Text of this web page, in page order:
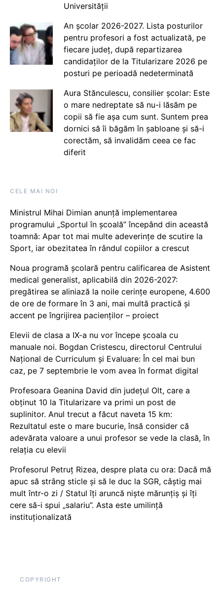
Universității
An școlar 2026-2027. Lista posturilor
pentru profesori a fost actualizată, pe
fiecare județ, după repartizarea
candidaților de la Titularizare 2026 pe
posturi pe perioadă nedeterminată
Aura Stănculescu, consilier școlar: Este
o mare nedreptate să nu-i lăsăm pe
copii să fie așa cum sunt. Suntem prea
dornici să îi băgăm în șabloane și să-i
corectăm, să invalidăm ceea ce fac
diferit
CELE MAI NOI
Ministrul Mihai Dimian anunță implementarea
programului „Sportul în școală” începând din această
toamnă: Apar tot mai multe adeverințe de scutire la
Sport, iar obezitatea în rândul copiilor a crescut
Noua programă școlară pentru calificarea de Asistent
medical generalist, aplicabilă din 2026-2027:
pregătirea se aliniază la noile cerințe europene, 4.600
de ore de formare în 3 ani, mai multă practică și
accent pe îngrijirea pacienților – proiect
Elevii de clasa a IX-a nu vor începe școala cu
manuale noi. Bogdan Cristescu, directorul Centrului
Național de Curriculum și Evaluare: În cel mai bun
caz, pe 7 septembrie le vom avea în format digital
Profesoara Geanina David din județul Olt, care a
obținut 10 la Titularizare va primi un post de
suplinitor. Anul trecut a făcut naveta 15 km:
Rezultatul este o mare bucurie, însă consider că
adevărata valoare a unui profesor se vede la clasă, în
relația cu elevii
Profesorul Petruț Rizea, despre plata cu ora: Dacă mă
apuc să strâng sticle și să le duc la SGR, câștig mai
mult într-o zi / Statul îți aruncă niște mărunțiș și îți
cere să-i spui „salariu”. Asta este umilință
instituționalizată
COPYRIGHT